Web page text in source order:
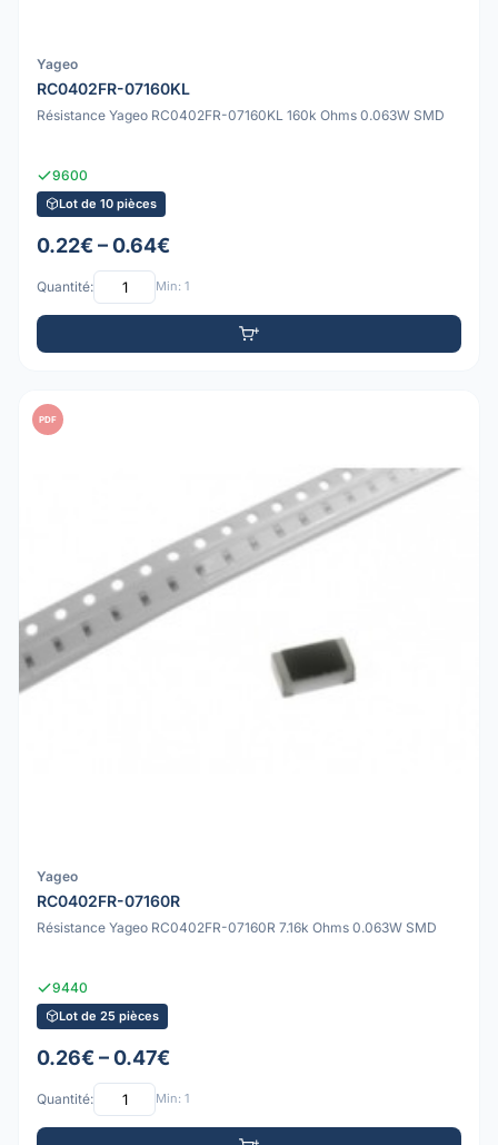
Yageo
RC0402FR-07160KL
Résistance Yageo RC0402FR-07160KL 160k Ohms 0.063W SMD
9600
Lot de 10 pièces
0.22€ – 0.64€
Quantité: Min: 1
PDF
Yageo
RC0402FR-07160R
Résistance Yageo RC0402FR-07160R 7.16k Ohms 0.063W SMD
9440
Lot de 25 pièces
0.26€ – 0.47€
Quantité: Min: 1